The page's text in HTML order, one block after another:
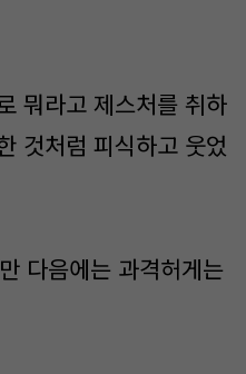
뭐라고 제스처를 취하
것처럼 피식하고 웃었
다음에는 과격허게는